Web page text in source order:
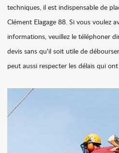
techniques, il est indispensable de
Clément Elagage 88. Si vous voulez
informations, veuillez le téléphoner
devis sans qu'il soit utile de
peut aussi respecter les délais qui